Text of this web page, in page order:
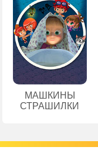
МАШКИНЫ
СТРАШИЛКИ